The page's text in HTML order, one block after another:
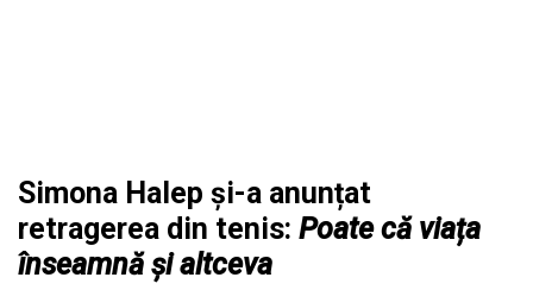
Simona Halep și-a anunțat
retragerea din tenis: Poate că viața
înseamnă și altceva